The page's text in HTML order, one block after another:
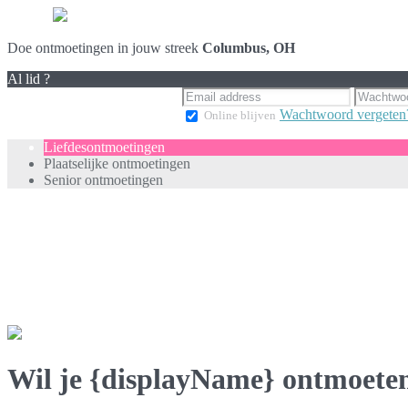
Doe ontmoetingen in jouw streek Columbus, OH
Al lid ?
Online blijven Wachtwoord
Liefdesontmoetingen
Plaatselijke ontmoetingen
Senior ontmoetingen
Wil je {displayName}